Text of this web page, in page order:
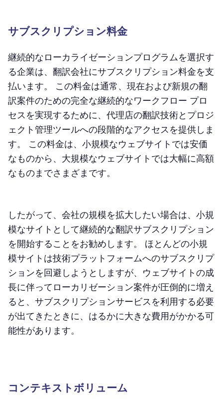
サブスクリプション料金
継続的なローカライゼーションプログラムを選択す
る企業は、翻訳会社にサブスクリプション料金を支
払います。 この料金は通常、現在および新規の翻
訳案件のための完全な継続的なワークフロー プロ
セスを実現するために、代理店の翻訳技術とプロジ
ェクト管理ツールへの段階的なアクセスを提供しま
す。 この料金は、小規模なウェブサイトでは安価
なものから、大規模なウェブサイトでは大幅に高額
なものまでさまざまです。
したがって、会社の規模を拡大したい場合は、小規
模なサイトとして継続的な翻訳サブスクリプション
を開始することをお勧めします。 ほとんどの小規
模サイトは技術プラットフォームへのサブスクリプ
ションを回避しようとしますが、ウェブサイトの成
長に伴ってローカリゼーション案件が圧倒的に増え
ると、サブスクリプションサービスを利用する必要
が出てきたときに、はるかに大きな費用がかかる可
能性があります。
コンテキストボリューム